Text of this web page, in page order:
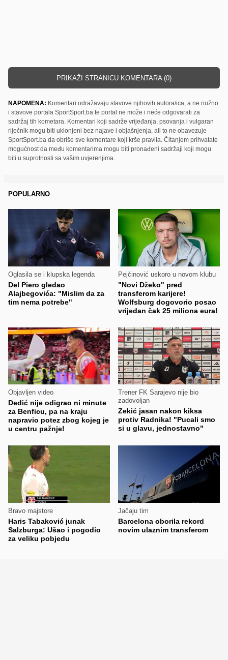
PRIKAŽI STRANICU KOMENTARA (0)
NAPOMENA: Komentari odražavaju stavove njihovih autora/ica, a ne nužno
i stavove portala SportSport.ba te portal ne može i neće odgovarati za
sadržaj tih kometara. Komentari koji sadrže vrijeđanja, psovanja i vulgaran
riječnik mogu biti uklonjeni bez najave i objašnjenja, ali to ne obavezuje
SportSport.ba da obriše sve komentare koji krše pravila. Čitanjem prihvatate
mogućnost da među komentarima mogu biti pronađeni sadržaji koji mogu
biti u suprotnosti sa vašim uvjerenjima.
POPULARNO
Oglasila se i klupska legenda
Del Piero gledao
Alajbegovića: "Mislim da za
tim nema potrebe"
Pejčinović uskoro u novom klubu
"Novi Džeko" pred
transferom karijere!
Wolfsburg dogovorio posao
vrijedan čak 25 miliona eura!
Objavljen video
Dedić nije odigrao ni minute
za Benficu, pa na kraju
napravio potez zbog kojeg je
u centru pažnje!
Trener FK Sarajevo nije bio
zadovoljan
Zekić jasan nakon kiksa
protiv Radnika! "Pucali smo
si u glavu, jednostavno"
Bravo majstore
Haris Tabaković junak
Salzburga: Ušao i pogodio
za veliku pobjedu
Jačaju tim
Barcelona oborila rekord
novim ulaznim transferom